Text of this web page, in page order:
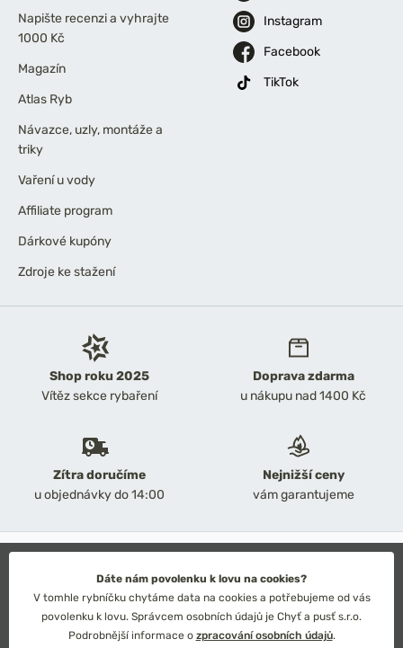
Shop roku 2025
Vítěz sekce rybaření
Doprava zdarma
u nákupu nad 1400 Kč
Zítra doručíme
u objednávky do 14:00
Nejnižší ceny
vám garantujeme
Napište recenzi a vyhrajte
1000 Kč
Magazín
Atlas Ryb
Návazce, uzly, montáže a
triky
Vaření u vody
Affiliate program
Dárkové kupóny
Zdroje ke stažení
Instagram
Facebook
TikTok
Obchodní podmínky
Ochrana osobních údajů
Technické řešení: Simplia s.r.o.
Strategický design: Petr Široký
Dáte nám povolenku k lovu na cookies?
V tomhle rybníčku chytáme data na cookies a potřebujeme od vás
povolenku k lovu. Správcem osobních údajů je Chyť a pusť s.r.o.
Podrobnější informace o zpracování osobních údajů.